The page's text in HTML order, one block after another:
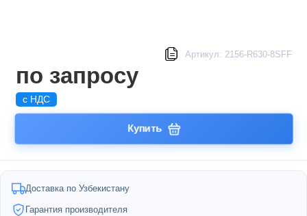
Артикул: 2156-R630-8SFF
по запросу
с НДС
Купить
Доставка по Узбекистану
Гарантия производителя